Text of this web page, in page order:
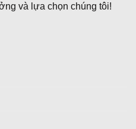
và lựa chọn chúng tôi!